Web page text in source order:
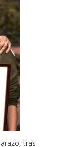
tras